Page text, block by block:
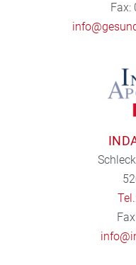
Fax: